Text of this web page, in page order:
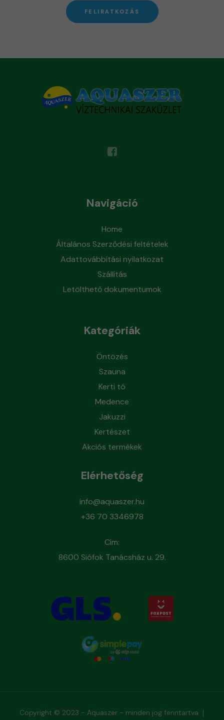
FELIRATKOZÁS
Navigáció
Home
Általános Szerződési feltételek
Adattovábbítási nyilatkozat
Szállítás
Letölthető dokumentumok
Kategóriák
Öntözés
Szauna
Kerti tó
Medence
Jakuzzi
Kertészet
Akciós termékek
Elérhetőség
info@aquaszer.hu
+36 70 3346978
Cím:
8600 Siófok Tanácsház u. 29.
Copyright © 2023 - Aquaszer - minden jog fenntartva